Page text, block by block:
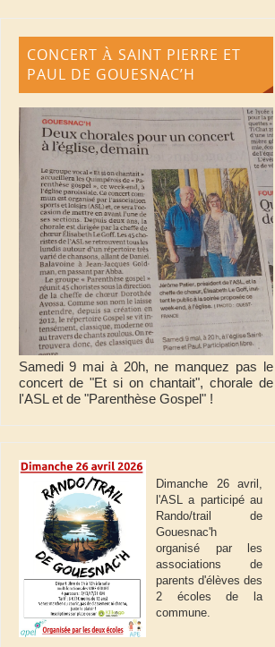
CONCERT À SAINT PIERRE ET
PAUL DE GOUESNAC’H
Samedi 9 mai à 20h, ne manquez pas le
concert de "Et si on chantait", chorale de
l'ASL et de "Parenthèse Gospel" !
Dimanche 26 avril,
l'ASL a participé au
Rando/trail de
Gouesnac'h
organisé par les
associations de
parents d'élèves des
2 écoles de la
commune.